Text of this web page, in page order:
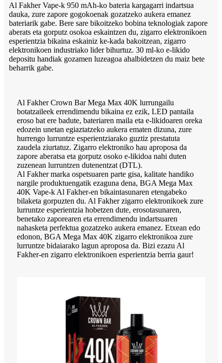
Al Fakher Vape-k 950 mAh-ko bateria kargagarri indartsua
dauka, zure zapore gogokoenak gozatzeko aukera emanez
bateriarik gabe. Bere sare bikoitzeko bobina teknologiak zapore
aberats eta gorputz osokoa eskaintzen du, zigarro elektronikoen
esperientzia bikaina eskainiz ke-kada bakoitzean, zigarro
elektronikoen industriako lider bihurtuz. 30 ml-ko e-likido
depositu handiak gozamen luzeagoa ahalbidetzen du maiz bete
beharrik gabe.
Al Fakher Crown Bar Mega Max 40K lurrungailu
botatzaileek errendimendu bikaina ez ezik, LED pantaila
eroso bat ere badute, bateriaren maila eta e-likidoaren oreka
edozein unetan egiaztatzeko aukera ematen dizuna, zure
hurrengo lurruntze esperientziarako guztiz prestatuta
zaudela ziurtatuz. Zigarro elektroniko hau aproposa da
zapore aberatsa eta gorputz osoko e-likidoa nahi duten
zuzenean lurruntzen dutenentzat (DTL).
Al Fakher marka ospetsuaren parte gisa, kalitate handiko
nargile produktuengatik ezaguna dena, BGA Mega Max
40K Vape-k Al Fakher-en bikaintasunaren etengabeko
bilaketa gorpuzten du. Al Fakher zigarro elektronikoek zure
lurruntze esperientzia hobetzen dute, erosotasunaren,
benetako zaporearen eta errendimendu indartsuaren
nahasketa perfektua gozatzeko aukera emanez. Etxean edo
edonon, BGA Mega Max 40K zigarro elektronikoa zure
lurruntze bidaiarako lagun aproposa da. Bizi ezazu Al
Fakher-en zigarro elektronikoen esperientzia berria gaur!